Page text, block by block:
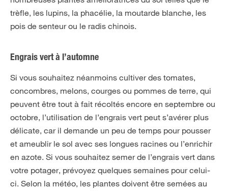
trèfle, les lupins, la phacélie, la moutarde blanche, les
pois de senteur ou le radis chinois.
Engrais vert à l’automne
Si vous souhaitez néanmoins cultiver des tomates,
concombres, melons, courges ou pommes de terre, qui
peuvent être tout à fait récoltés encore en septembre ou
octobre, l’utilisation de l’engrais vert peut s’avérer plus
délicate, car il demande un peu de temps pour pousser
et ameublir le sol avec ses longues racines ou l’enrichir
en azote. Si vous souhaitez semer de l’engrais vert dans
votre potager, prévoyez quelques semaines pour celui-
ci. Selon la météo, les plantes doivent être semées au